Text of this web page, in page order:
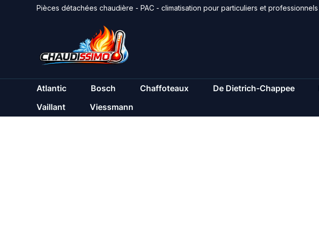
Pièces détachées chaudière - PAC - climatisation pour particuliers et professionnels
Atlantic Bosch Chaffoteaux De Dietrich-Chappee
Vaillant
Viessmann